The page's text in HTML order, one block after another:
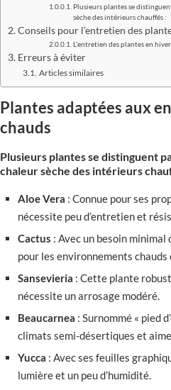
Plusieurs plantes se
sèche des intérieurs chauffés :
Conseils pour l’entretien des
L’entretien des plantes en
Erreurs à éviter
Articles similaires
Plantes adaptées aux
chauds
Plusieurs plantes se distinguent
chaleur sèche des intérieurs
Aloe Vera : Connue pour ses
nécessite peu d’entretien et
Cactus : Avec un besoin minimal
pour les environnements
Sansevieria : Cette plante
nécessite un arrosage modéré.
Beaucarnea : Surnommé « pied
climats semi-désertiques et
Yucca : Avec ses feuilles
lumière et un peu d’humidité.